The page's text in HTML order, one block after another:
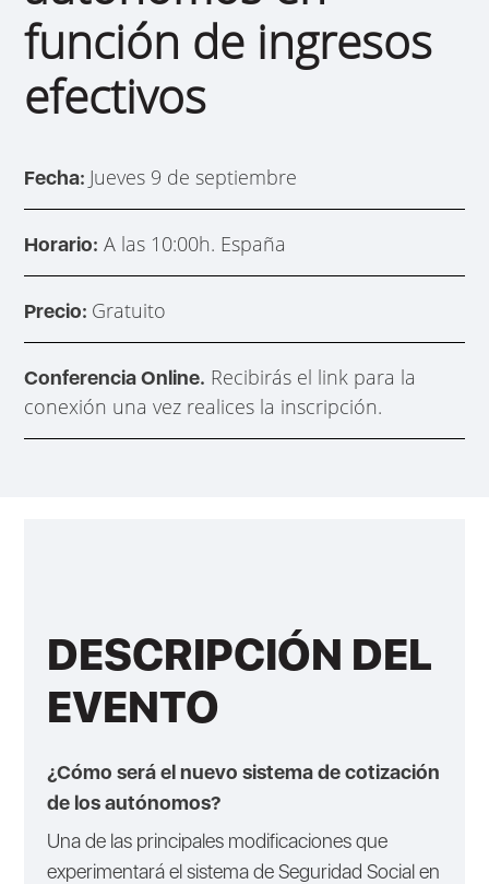
función de ingresos
efectivos
Fecha: Jueves 9 de septiembre
Horario: A las 10:00h. España
Precio: Gratuito
Conferencia Online. Recibirás el link para la
conexión una vez realices la inscripción.
DESCRIPCIÓN DEL
EVENTO
¿Cómo será el nuevo sistema de cotización
de los autónomos?
Una de las principales modificaciones que
experimentará el sistema de Seguridad Social en